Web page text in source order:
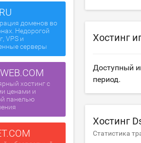
Хостинг
Доступный
период.
Хостинг
Статистика
доменов во
Недорогой
VPS и
серверы
хостинг с
ценами и
панелью